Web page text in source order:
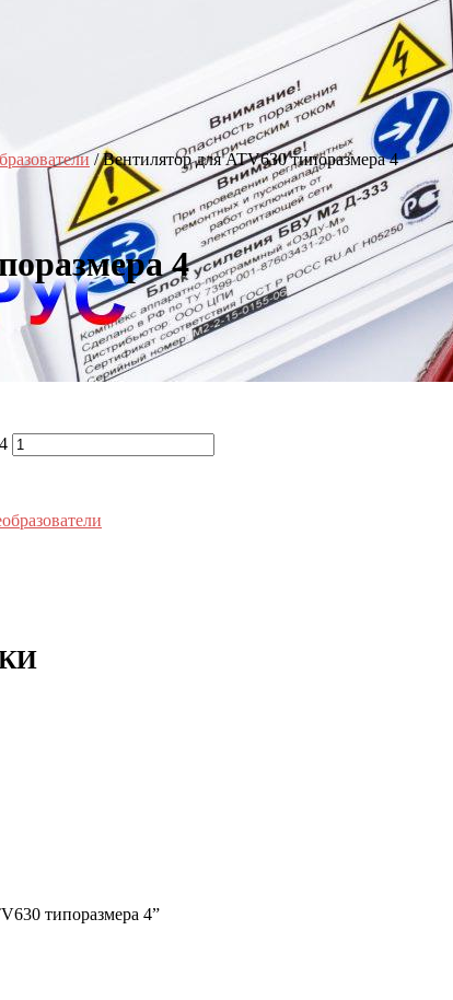
/ Вентилятор для ATV630 типоразмера 4
4
типоразмера 4”